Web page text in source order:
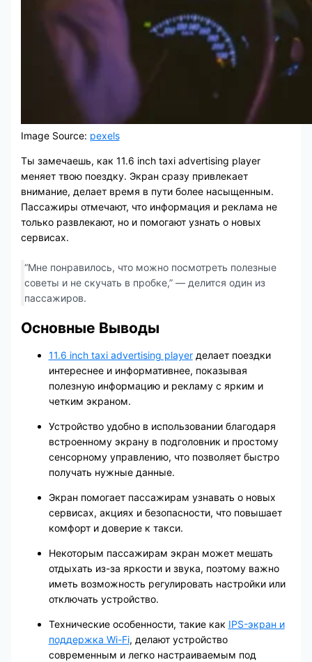
Image Source: pexels
Ты замечаешь, как 11.6 inch taxi advertising player
меняет твою поездку. Экран сразу привлекает
внимание, делает время в пути более насыщенным.
Пассажиры отмечают, что информация и реклама не
только развлекают, но и помогают узнать о новых
сервисах.
“Мне понравилось, что можно посмотреть полезные
советы и не скучать в пробке,” — делится один из
пассажиров.
Основные Выводы
11.6 inch taxi advertising playerделает поездки
интереснее и информативнее, показывая
полезную информацию и рекламу с ярким и
четким экраном.
Устройство удобно в использовании благодаря
встроенному экрану в подголовник и простому
сенсорному управлению, что позволяет быстро
получать нужные данные.
Экран помогает пассажирам узнавать о новых
сервисах, акциях и безопасности, что повышает
комфорт и доверие к такси.
Некоторым пассажирам экран может мешать
отдыхать из-за яркости и звука, поэтому важно
иметь возможность регулировать настройки или
отключать устройство.
Технические особенности, такие как IPS-экран и
поддержка Wi-Fi, делают устройство
современным и легко настраиваемым под